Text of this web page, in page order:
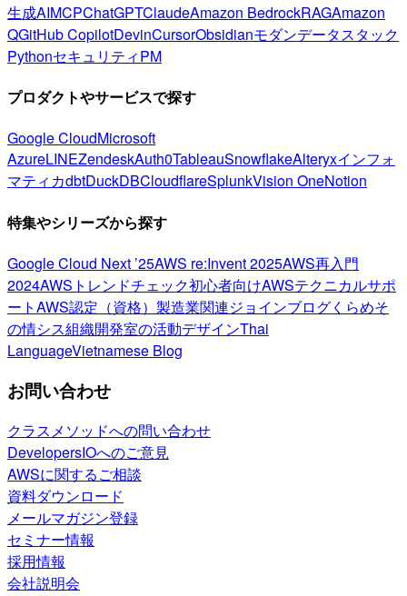
生成AIMCPChatGPTClaudeAmazon BedrockRAGAmazon
QGitHub CopilotDevinCursorObsidianモダンデータスタック
PythonセキュリティPM
プロダクトやサービスで探す
Google CloudMicrosoft
AzureLINEZendeskAuth0TableauSnowflakeAlteryxインフォ
マティカdbtDuckDBCloudflareSplunkVision OneNotion
特集やシリーズから探す
Google Cloud Next ’25AWS re:Invent 2025AWS再入門
2024AWSトレンドチェック初心者向けAWSテクニカルサポ
ートAWS認定（資格） 製造業関連ジョインブログくらめそ
の情シス組織開発室の活動デザインThai
LanguageVietnamese Blog
お問い合わせ
クラスメソッドへの問い合わせ
DevelopersIOへのご意見
AWSに関するご相談
資料ダウンロード
メールマガジン登録
セミナー情報
採用情報
会社説明会